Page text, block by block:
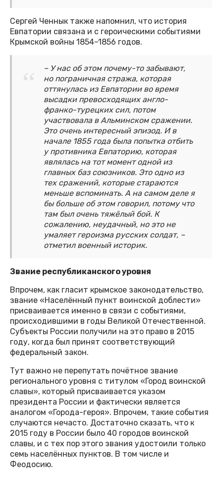
Сергей Ченнык также напомнил, что история
Евпатории связана и с героическими событиями
Крымской войны 1854–1856 годов.
– У нас об этом почему-то забывают,
но пограничная стража, которая
оттянулась из Евпатории во время
высадки превосходящих англо-
франко-турецких сил, потом
участвовала в Альминском сражении.
Это очень интересный эпизод. И в
начале 1855 года была попытка отбить
у противника Евпаторию, которая
являлась на тот момент одной из
главных баз союзников. Это одно из
тех сражений, которые стараются
меньше вспоминать. А на самом деле я
бы больше об этом говорил, потому что
там был очень тяжёлый бой. К
сожалению, неудачный, но это не
умаляет героизма русских солдат, –
отметил военный историк.
Звание республиканского уровня
Впрочем, как гласит крымское законодательство,
звание «Населённый пункт воинской доблести»
присваивается именно в связи с событиями,
происходившими в годы Великой Отечественной.
Субъекты России получили на это право в 2015
году, когда был принят соответствующий
федеральный закон.
Тут важно не перепутать почётное звание
регионального уровня с титулом «Город воинской
славы», который присваивается указом
президента России и фактически является
аналогом «Города-героя». Впрочем, такие события
случаются нечасто. Достаточно сказать, что к
2015 году в России было 40 городов воинской
славы, и с тех пор этого звания удостоили только
семь населённых пунктов. В том числе и
Феодосию.